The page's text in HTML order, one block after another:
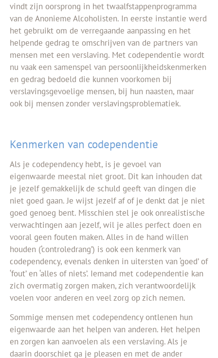
vindt zijn oorsprong in het twaalfstappenprogramma
van de Anonieme Alcoholisten. In eerste instantie werd
het gebruikt om de verregaande aanpassing en het
helpende gedrag te omschrijven van de partners van
mensen met een verslaving. Met codependentie wordt
nu vaak een samenspel van persoonlijkheidskenmerken
en gedrag bedoeld die kunnen voorkomen bij
verslavingsgevoelige mensen, bij hun naasten, maar
ook bij mensen zonder verslavingsproblematiek.
Kenmerken van codependentie
Als je codependency hebt, is je gevoel van
eigenwaarde meestal niet groot. Dit kan inhouden dat
je jezelf gemakkelijk de schuld geeft van dingen die
niet goed gaan. Je wijst jezelf af of je denkt dat je niet
goed genoeg bent. Misschien stel je ook onrealistische
verwachtingen aan jezelf, wil je alles perfect doen en
vooral geen fouten maken. Alles in de hand willen
houden (‘controledrang’) is ook een kenmerk van
codependency, evenals denken in uitersten van ‘goed’ of
‘fout’ en ‘alles of niets’. Iemand met codependentie kan
zich overmatig zorgen maken, zich verantwoordelijk
voelen voor anderen en veel zorg op zich nemen.
Sommige mensen met codependency ontlenen hun
eigenwaarde aan het helpen van anderen. Het helpen
en zorgen kan aanvoelen als een verslaving. Als je
daarin doorschiet ga je pleasen en met de ander